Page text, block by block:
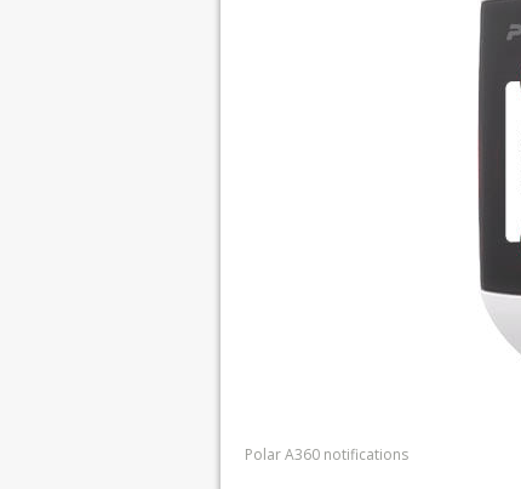
Polar A360 notifications